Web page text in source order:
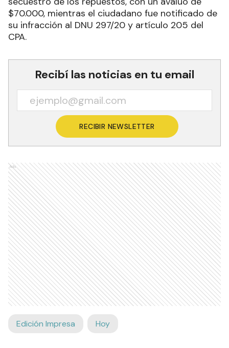
$70.000, mientras el ciudadano fue notificado de
su infracción al DNU 297/20 y artículo 205 del
CPA.
Recibí las noticias en tu email
RECIBIR NEWSLETTER
Ads
Edición Impresa Hoy